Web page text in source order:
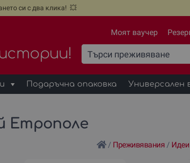
си с два клика! 💥
Моят ваучер
Подаръчна опаковка Универсален
Етрополе
/ Преживявания /